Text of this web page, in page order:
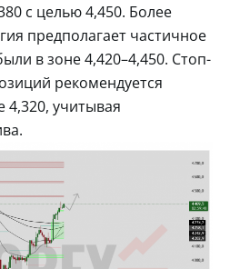
с целью 4,450. Более
предполагает частичное
в зоне 4,420–4,450. Стоп-
рекомендуется
4,320, учитывая